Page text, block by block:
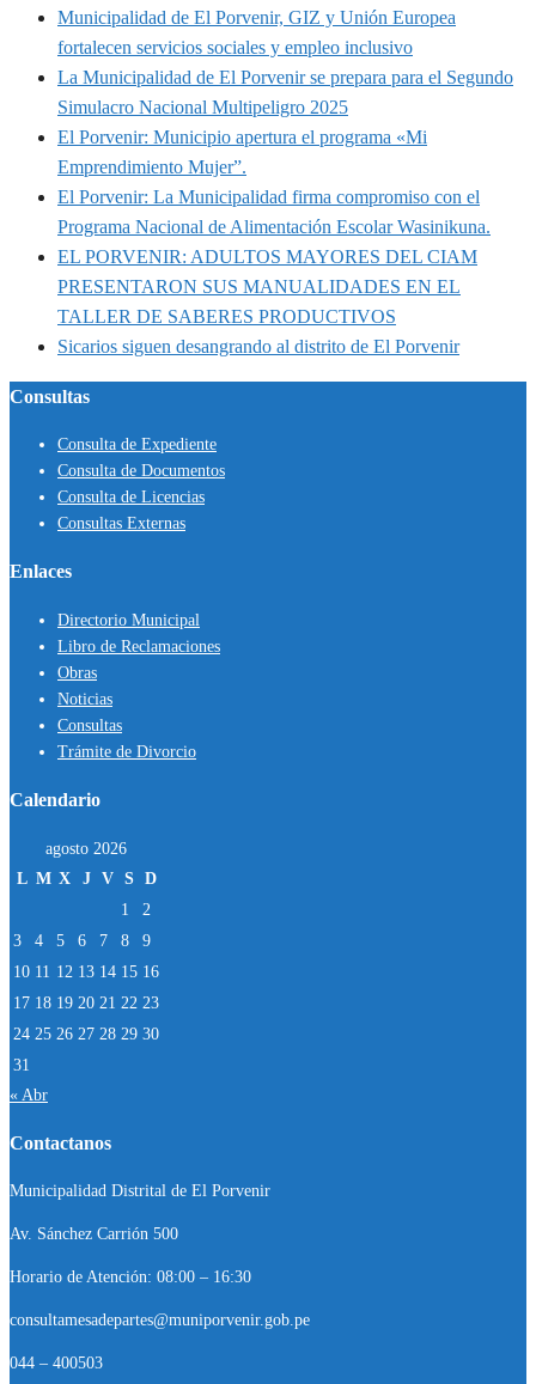
Municipalidad de El Porvenir, GIZ y Unión Europea
fortalecen servicios sociales y empleo inclusivo
La Municipalidad de El Porvenir se prepara para el Segundo
Simulacro Nacional Multipeligro 2025
El Porvenir: Municipio apertura el programa «Mi
Emprendimiento Mujer”.
El Porvenir: La Municipalidad firma compromiso con el
Programa Nacional de Alimentación Escolar Wasinikuna.
EL PORVENIR: ADULTOS MAYORES DEL CIAM
PRESENTARON SUS MANUALIDADES EN EL
TALLER DE SABERES PRODUCTIVOS
Sicarios siguen desangrando al distrito de El Porvenir
Consultas
Consulta de Expediente
Consulta de Documentos
Consulta de Licencias
Consultas Externas
Enlaces
Directorio Municipal
Libro de Reclamaciones
Obras
Noticias
Consultas
Trámite de Divorcio
Calendario
agosto 2026
L M X J V S D
1
2
3
4 5 6 7 8
9
10 11 12 13 14 15 16
17 18 19 20 21 22 23
24 25 26 27 28 29 30
31
« Abr
Contactanos
Municipalidad Distrital de El Porvenir
Av. Sánchez Carrión 500
Horario de Atención: 08:00 – 16:30
consultamesadepartes@muniporvenir.gob.pe
044 – 400503